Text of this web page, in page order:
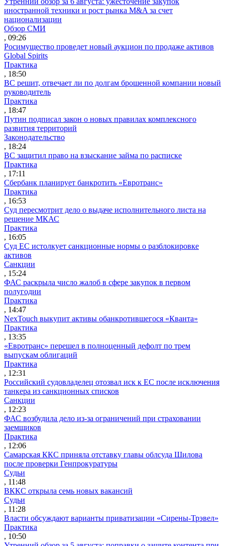
иностранной техники и рост рынка M&A за счет
национализации
Обзор СМИ
, 09:26
Росимущество проведет новый аукцион по продаже активов
Global Spirits
Практика
, 18:50
ВС решит, отвечает ли по долгам брошенной компании новый
руководитель
Практика
, 18:47
Путин подписал закон о новых правилах комплексного
развития территорий
Законодательство
, 18:24
ВС защитил право на взыскание займа по расписке
Практика
, 17:11
Сбербанк планирует банкротить «Евротранс»
Практика
, 16:53
Суд пересмотрит дело о выдаче исполнительного листа на
решение МКАС
Практика
, 16:05
Суд ЕС истолкует санкционные нормы о разблокировке
активов
Санкции
, 15:24
ФАС раскрыла число жалоб в сфере закупок в первом
полугодии
Практика
, 14:47
NexTouch выкупит активы обанкротившегося «Кванта»
Практика
, 13:35
«Евротранс» перешел в полноценный дефолт по трем
выпускам облигаций
Практика
, 12:31
Российский судовладелец отозвал иск к ЕС после исключения
танкера из санкционных списков
Санкции
, 12:23
ФАС возбудила дело из-за ограничений при страховании
заемщиков
Практика
, 12:06
Самарская ККС приняла отставку главы облсуда Шилова
после проверки Генпрокуратуры
Судьи
, 11:48
ВККС открыла семь новых вакансий
Судьи
, 11:28
Власти обсуждают варианты приватизации «Сирены-Трэвел»
Практика
, 10:50